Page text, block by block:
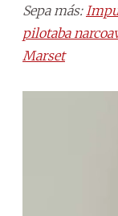
Sepa más:
pilotaba
Marset